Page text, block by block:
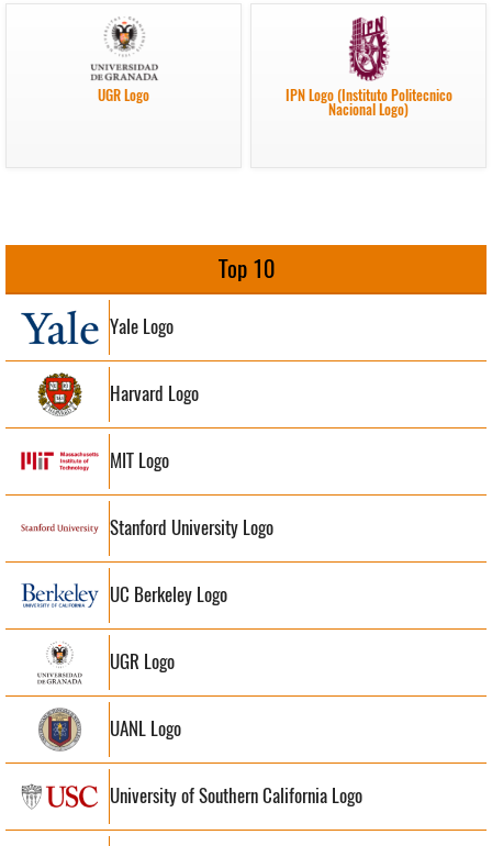
UGR Logo IPN Logo (Instituto Politecnico
Nacional Logo)
Top 10
Yale Logo
Harvard Logo
MIT Logo
Stanford University Logo
UC Berkeley Logo
UGR Logo
UANL Logo
University of Southern California Logo